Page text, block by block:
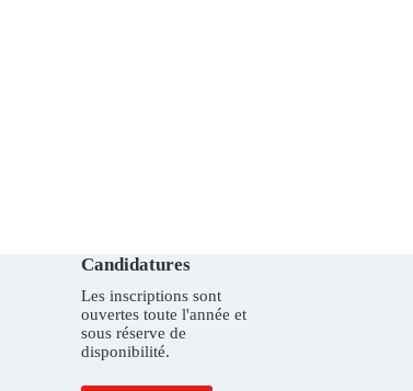
Candidatures
Les inscriptions sont
ouvertes toute l'année et
sous réserve de
disponibilité.